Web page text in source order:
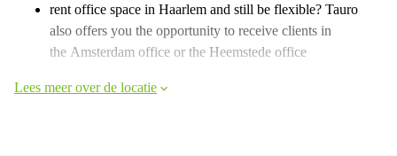
rent office space in Haarlem and still be flexible? Tauro
also offers you the opportunity to receive clients in
the Amsterdam office or the Heemstede office
Lees meer over de locatie